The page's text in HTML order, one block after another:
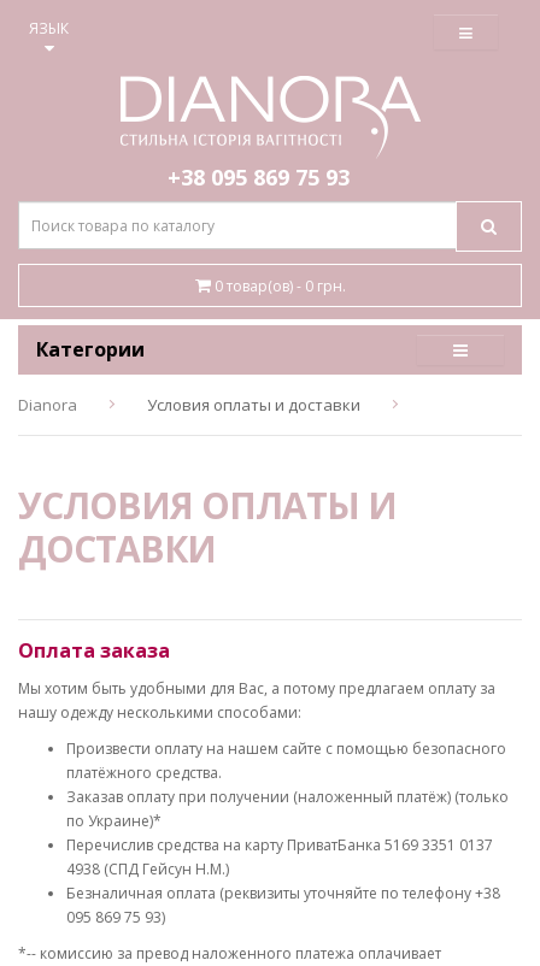
ЯЗЫК ≡
+38 095 869 75 93
0 товар(ов) - 0 грн.
Категории
Dianora Условия оплаты и доставки
УСЛОВИЯ ОПЛАТЫ И
ДОСТАВКИ
Оплата заказа
Мы хотим быть удобными для Вас, а потому предлагаем оплату за
нашу одежду несколькими способами:
Произвести оплату на нашем сайте с помощью безопасного
платёжного средства.
Заказав оплату при получении (наложенный платёж) (только
по Украине)*
Перечислив средства на карту ПриватБанка 5169 3351 0137
4938 (СПД Гейсун Н.М.)
Безналичная оплата (реквизиты уточняйте по телефону +38
095 869 75 93)
*-- комиссию за превод наложенного платежа оплачивает